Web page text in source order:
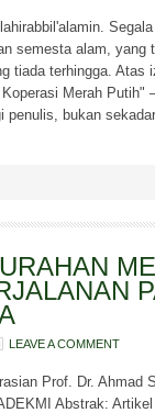
semesta alam,
tiada terhingga. Atas
Merah Putih"
penulis, bukan
LEAVE A COMMENT
Prof. Dr. Ahmad
Abstrak: